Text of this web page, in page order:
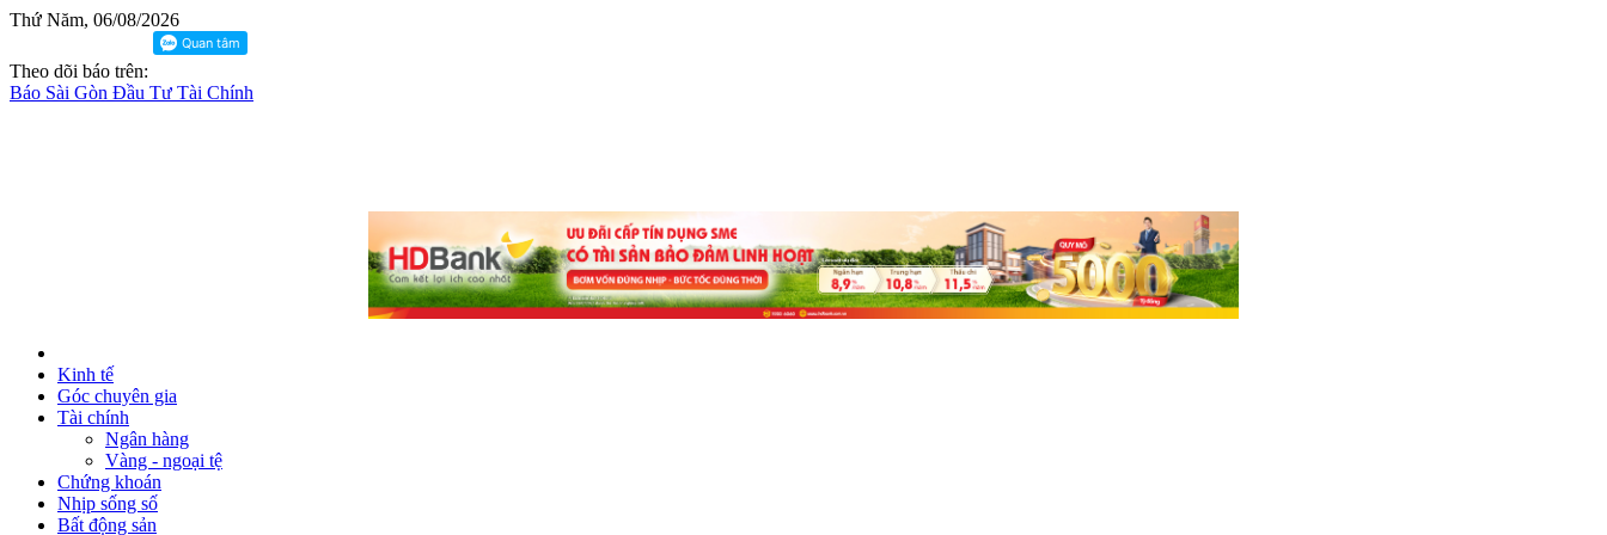
Thứ Năm, 06/08/2026
Theo dõi báo trên:
Báo Sài Gòn Đầu Tư Tài Chính
Kinh tế
Góc chuyên gia
Tài chính
Ngân hàng
Vàng - ngoại tệ
Chứng khoán
Nhịp sống số
Bất động sản